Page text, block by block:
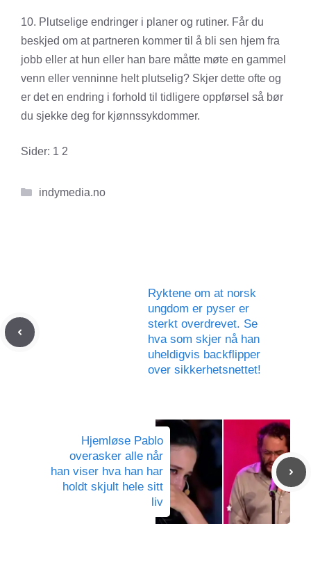
10. Plutselige endringer i planer og rutiner. Får du
beskjed om at partneren kommer til å bli sen hjem fra
jobb eller at hun eller han bare måtte møte en gammel
venn eller venninne helt plutselig? Skjer dette ofte og
er det en endring i forhold til tidligere oppførsel så bør
du sjekke deg for kjønnssykdommer.
Sider: 1 2
Kategorier
indymedia.no
Ryktene om at norsk
ungdom er pyser er
sterkt overdrevet. Se
hva som skjer nå han
uheldigvis backflipper
over sikkerhetsnettet!
Hjemløse Pablo
overasker alle når
han viser hva han har
holdt skjult hele sitt
liv